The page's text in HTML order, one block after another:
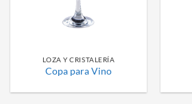
LOZA Y CRISTALERÍA
Copa para Vino